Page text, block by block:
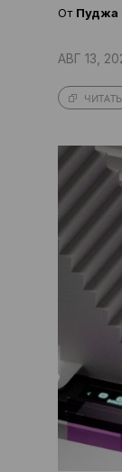
От Пуджа
АВГ 13,
ЧИТАТЬ